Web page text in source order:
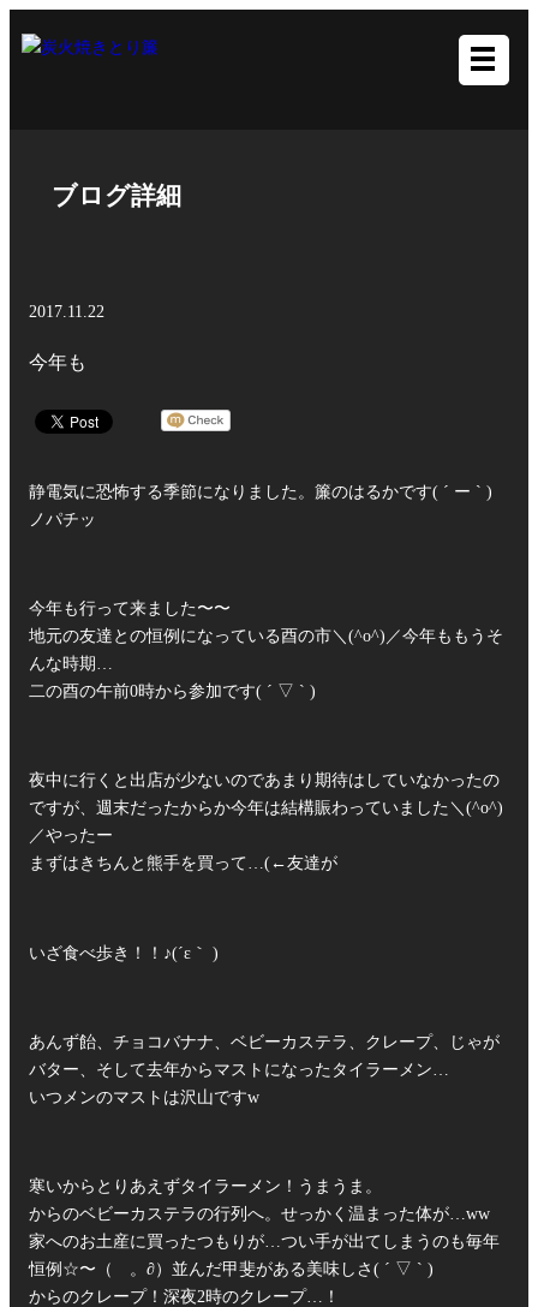
ブログ詳細
2017.11.22
今年も
静電気に恐怖する季節になりました。簾のはるかです( ´ ー ` )
ノパチッ
今年も行って来ました〜〜
地元の友達との恒例になっている酉の市＼(^o^)／今年ももうそ
んな時期…
二の酉の午前0時から参加です( ´ ▽ ` )
夜中に行くと出店が少ないのであまり期待はしていなかったの
ですが、週末だったからか今年は結構賑わっていました＼(^o^)
／やったー
まずはきちんと熊手を買って…(←友達が
いざ食べ歩き！！♪(´ε｀ )
あんず飴、チョコバナナ、ベビーカステラ、クレープ、じゃが
バター、そして去年からマストになったタイラーメン…
いつメンのマストは沢山ですw
寒いからとりあえずタイラーメン！うまうま。
からのベビーカステラの行列へ。せっかく温まった体が…ww
家へのお土産に買ったつもりが…つい手が出てしまうのも毎年
恒例☆〜（ゝ。∂）並んだ甲斐がある美味しさ( ´ ▽ ` )
からのクレープ！深夜2時のクレープ…！